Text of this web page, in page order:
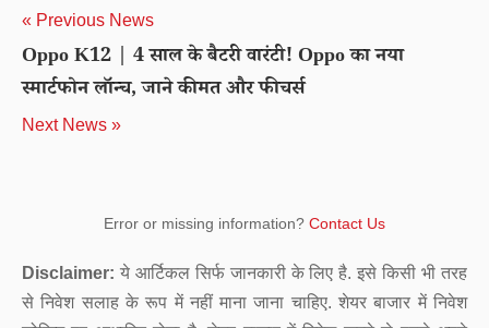
« Previous News
Oppo K12 | 4 साल के बैटरी वारंटी! Oppo का नया
स्मार्टफोन लॉन्च, जाने कीमत और फीचर्स
Next News »
Error or missing information? Contact Us
Disclaimer: ये आर्टिकल सिर्फ जानकारी के लिए है. इसे किसी भी तरह
से निवेश सलाह के रूप में नहीं माना जाना चाहिए. शेयर बाजार में निवेश